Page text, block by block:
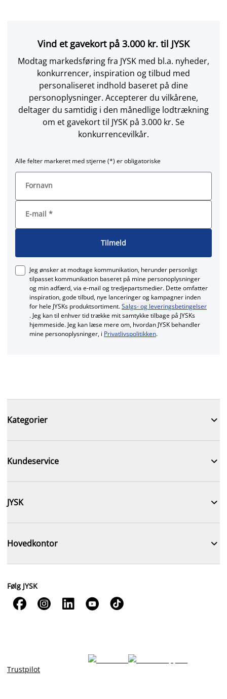
Vind et gavekort på 3.000 kr. til JYSK
Modtag markedsføring fra JYSK med bl.a. nyheder,
konkurrencer, inspiration og tilbud med
personaliseret indhold baseret på dine
personoplysninger. Accepterer du vilkårene,
deltager du samtidig i den månedlige lodtrækning
om et gavekort til JYSK på 3.000 kr. Se
konkurrencevilkår.
Alle felter markeret med stjerne (*) er obligatoriske
Fornavn
E-mail *
Tilmeld
Jeg ønsker at modtage kommunikation, herunder personligt
tilpasset kommunikation baseret på mine personoplysninger
og min adfærd, via e‑mail og tredjepartsmedier. Dette omfatter
inspiration, gode tilbud, nye lanceringer og kampagner inden
for hele JYSKs produktsortiment.Salgs- og leveringsbetingelser
. Jeg kan til enhver tid trække mit samtykke tilbage på JYSKs
hjemmeside. Jeg kan læse mere om, hvordan JYSK behandler
mine personoplysninger, i Privatlivspolitikken.
Kategorier 
Kundeservice 
JYSK 
Hovedkontor 
Følg JYSK
    
Trustpilot